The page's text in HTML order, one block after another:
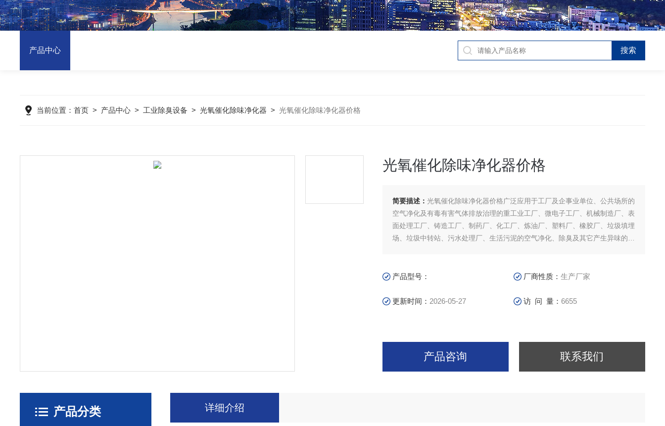
产品中心
当前位置：首页 > 产品中心 > 工业除臭设备 >光氧催化除味净化器 >光氧催化除味净化器价格
光氧催化除味净化器价格
简要描述：光氧催化除味净化器价格广泛应用于工厂及企事业单位、公共场所的
空气净化及有毒有害气体排放治理的重工业工厂、微电子工厂、机械制造厂、表
面处理工厂、铸造工厂、制药厂、化工厂、炼油厂、塑料厂、橡胶厂、垃圾填埋
场、垃圾中转站、污水处理厂、生活污泥的空气净化、除臭及其它产生异味的场
产品型号： 厂商性质：生产厂家
更新时间： 2026-05-27 访 问 量：6655
产品咨询 联系我们
产品分类 详细介绍